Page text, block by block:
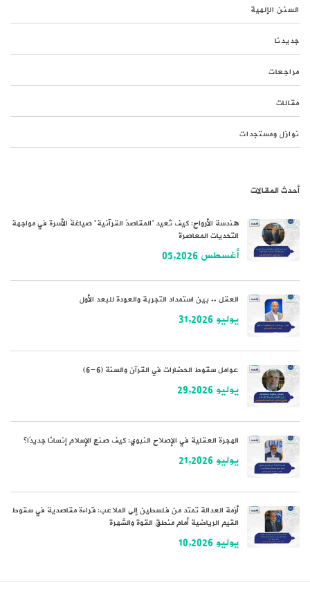
السنن الإلهية
جديدنا
مراجعات
مقالات
نوازل ومستجدات
أحدث المقالات
هندسة الأرواح: كيف تُعيد “المقاصدُ القرآنية” صياغةَ الأسرة في مواجهة
التحديات المعاصرة
أغسطس 05,2026
العقل .. بين استمداد التجربة والعودة للبعد الأول
يوليو 31,2026
عوامل سقوط الحضارات في القرآن والسنة (6-6)
يوليو 29,2026
الهجرة العقلية في الإصلاح النبوي: كيف صنع الإسلام إنسانًا جديدًا؟
يوليو 21,2026
أزمة العدالة تمتد من فلسطين إلى الملاعب: قراءة مقاصدية في سقوط
القيم الرياضية أمام منطق القوة والشهرة
يوليو 10,2026